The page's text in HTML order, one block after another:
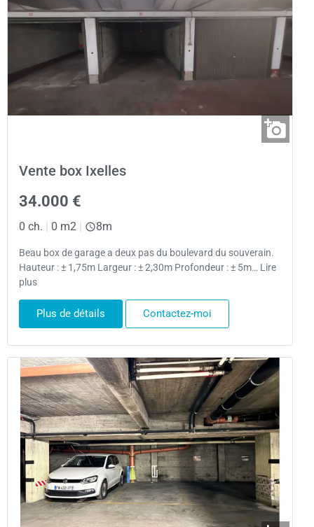
Vente box Ixelles
34.000 €
0 ch. 0 m2 8m
Beau box de garage a deux pas du boulevard du souverain.
Hauteur : ± 1,75m Largeur : ± 2,30m Profondeur : ± 5m… Lire
plus
Plus de détails Contactez-moi